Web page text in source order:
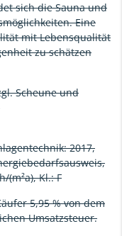
sich die Sauna und
Eine
mit Lebensqualität
zu schätzen
Scheune und
2017,
(m²a), Kl.: F
5,95 % von dem
Umsatzsteuer.